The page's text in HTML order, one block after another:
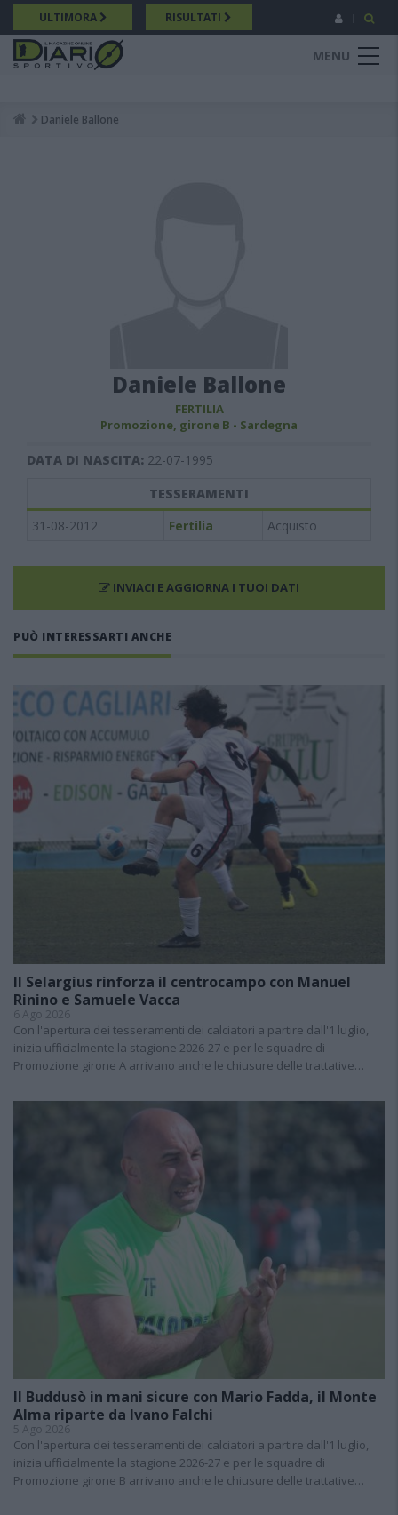
Salta
al
contenuto
principale
ULTIMORA RISULTATI
MENU
Breadcrumb
Daniele Ballone
Daniele Ballone
FERTILIA
Promozione, girone B - Sardegna
DATA DI NASCITA: 22-07-1995
TESSERAMENTI
31-08-2012
Fertilia Acquisto
INVIACI E AGGIORNA I TUOI DATI
PUÒ INTERESSARTI ANCHE
Il Selargius rinforza il centrocampo con Manuel
Rinino e Samuele Vacca
6 Ago 2026
Con l'apertura dei tesseramenti dei calciatori a partire dall'1 luglio,
inizia ufficialmente la stagione 2026-27 e per le squadre di
Promozione girone A arrivano anche le chiusure delle trattative…
Il Buddusò in mani sicure con Mario Fadda, il Monte
Alma riparte da Ivano Falchi
5 Ago 2026
Con l'apertura dei tesseramenti dei calciatori a partire dall'1 luglio,
inizia ufficialmente la stagione 2026-27 e per le squadre di
Promozione girone B arrivano anche le chiusure delle trattative…